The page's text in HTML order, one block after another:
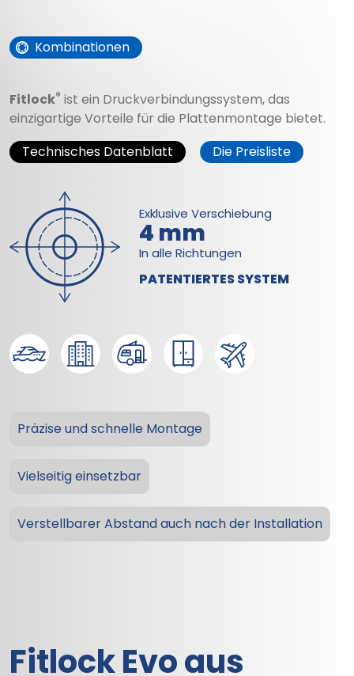
Kombinationen
Fitlock® ist ein Druckverbindungssystem, das
einzigartige Vorteile für die Plattenmontage bietet.
Technisches Datenblatt
Die Preisliste
Exklusive Verschiebung
4 mm
In alle Richtungen
PATENTIERTES SYSTEM
Präzise und schnelle Montage
Vielseitig einsetzbar
Verstellbarer Abstand auch nach der Installation
Fitlock Evoaus